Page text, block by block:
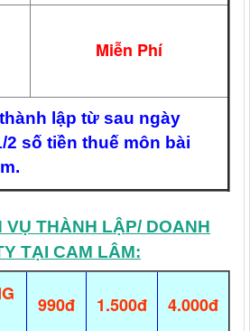
Miễn Phí
lập từ sau ngày
2 số tiền thuế môn bài
VỤ THÀNH LẬP/ DOANH
TẠI CAM LÂM:
990đ 1.500đ 4.000đ